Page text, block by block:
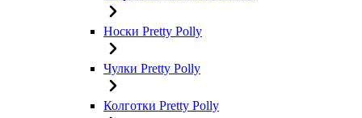
Носки Pretty Polly
Чулки Pretty Polly
Колготки Pretty Polly